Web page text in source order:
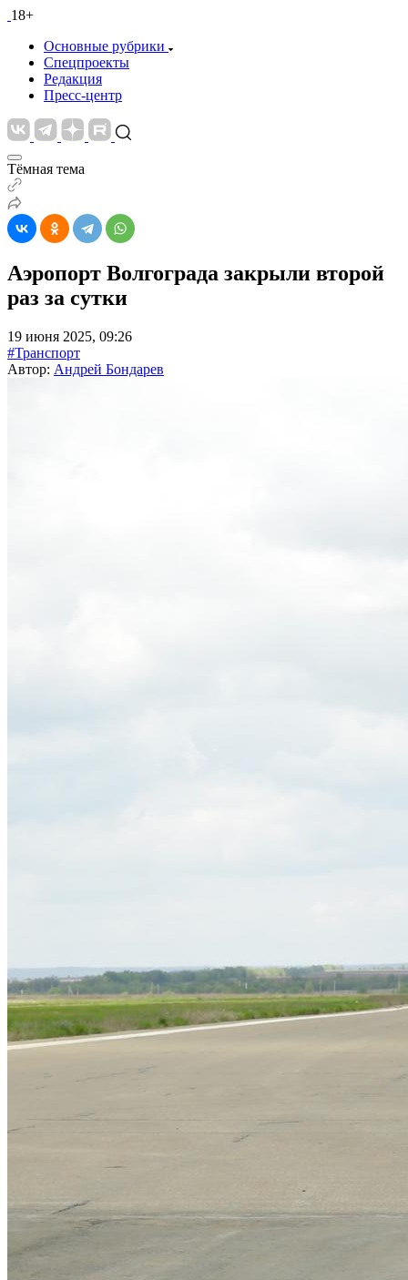
18+
Основные рубрики
Спецпроекты
Редакция
Пресс-центр
Тёмная тема
Аэропорт Волгограда закрыли второй
раз за сутки
19 июня 2025, 09:26
#Транспорт
Автор: Андрей Бондарев